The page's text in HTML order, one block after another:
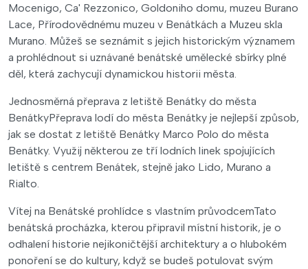
Mocenigo, Ca' Rezzonico, Goldoniho domu, muzeu Burano
Lace, Přírodovědnému muzeu v Benátkách a Muzeu skla
Murano. Můžeš se seznámit s jejich historickým významem
a prohlédnout si uznávané benátské umělecké sbírky plné
děl, která zachycují dynamickou historii města.
Jednosměrná přeprava z letiště Benátky do města
BenátkyPřeprava lodí do města Benátky je nejlepší způsob,
jak se dostat z letiště Benátky Marco Polo do města
Benátky. Využij některou ze tří lodních linek spojujících
letiště s centrem Benátek, stejně jako Lido, Murano a
Rialto.
Vítej na Benátské prohlídce s vlastním průvodcemTato
benátská procházka, kterou připravil místní historik, je o
odhalení historie nejikoničtější architektury a o hlubokém
ponoření se do kultury, když se budeš potulovat svým